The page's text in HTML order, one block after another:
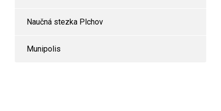
Naučná stezka Plchov
Munipolis